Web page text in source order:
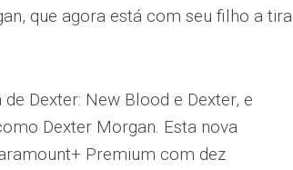
que agora está com seu filho a tira
Dexter: New Blood e Dexter, e
Dexter Morgan. Esta nova
Premium com dez